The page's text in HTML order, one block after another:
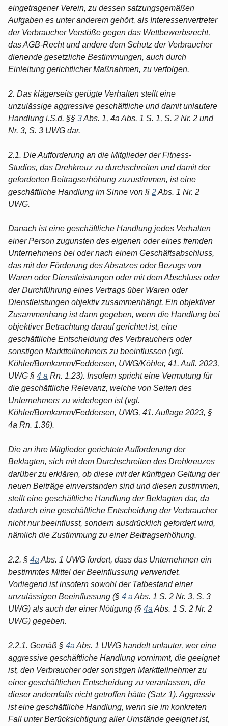
eingetragener Verein, zu dessen satzungsgemäßen
Aufgaben es unter anderem gehört, als Interessenvertreter
der Verbraucher Verstöße gegen das Wettbewerbsrecht,
das AGB-Recht und andere dem Schutz der Verbraucher
dienende gesetzliche Bestimmungen, auch durch
Einleitung gerichtlicher Maßnahmen, zu verfolgen.
2. Das klägerseits gerügte Verhalten stellt eine
unzulässige aggressive geschäftliche und damit unlautere
Handlung i.S.d. §§ 3Abs. 1, 4a Abs. 1 S. 1, S. 2 Nr. 2 und
Nr. 3, S. 3 UWG dar.
2.1. Die Aufforderung an die Mitglieder der Fitness-
Studios, das Drehkreuz zu durchschreiten und damit der
geforderten Beitragserhöhung zuzustimmen, ist eine
geschäftliche Handlung im Sinne von § 2Abs. 1 Nr. 2
UWG.
Danach ist eine geschäftliche Handlung jedes Verhalten
einer Person zugunsten des eigenen oder eines fremden
Unternehmens bei oder nach einem Geschäftsabschluss,
das mit der Förderung des Absatzes oder Bezugs von
Waren oder Dienstleistungen oder mit dem Abschluss oder
der Durchführung eines Vertrags über Waren oder
Dienstleistungen objektiv zusammenhängt. Ein objektiver
Zusammenhang ist dann gegeben, wenn die Handlung bei
objektiver Betrachtung darauf gerichtet ist, eine
geschäftliche Entscheidung des Verbrauchers oder
sonstigen Marktteilnehmers zu beeinflussen (vgl.
Köhler/Bornkamm/Feddersen, UWG/Köhler, 41. Aufl. 2023,
UWG § 4 a Rn. 1.23). Insofern spricht eine Vermutung für
die geschäftliche Relevanz, welche von Seiten des
Unternehmers zu widerlegen ist (vgl.
Köhler/Bornkamm/Feddersen, UWG, 41. Auflage 2023, §
4a Rn. 1.36).
Die an ihre Mitglieder gerichtete Aufforderung der
Beklagten, sich mit dem Durchschreiten des Drehkreuzes
darüber zu erklären, ob diese mit der künftigen Geltung der
neuen Beiträge einverstanden sind und diesen zustimmen,
stellt eine geschäftliche Handlung der Beklagten dar, da
dadurch eine geschäftliche Entscheidung der Verbraucher
nicht nur beeinflusst, sondern ausdrücklich gefordert wird,
nämlich die Zustimmung zu einer Beitragserhöhung.
2.2. § 4a Abs. 1 UWG fordert, dass das Unternehmen ein
bestimmtes Mittel der Beeinflussung verwendet.
Vorliegend ist insofern sowohl der Tatbestand einer
unzulässigen Beeinflussung (§ 4 a Abs. 1 S. 2 Nr. 3, S. 3
UWG) als auch der einer Nötigung (§ 4a Abs. 1 S. 2 Nr. 2
UWG) gegeben.
2.2.1. Gemäß § 4a Abs. 1 UWG handelt unlauter, wer eine
aggressive geschäftliche Handlung vornimmt, die geeignet
ist, den Verbraucher oder sonstigen Marktteilnehmer zu
einer geschäftlichen Entscheidung zu veranlassen, die
dieser andernfalls nicht getroffen hätte (Satz 1). Aggressiv
ist eine geschäftliche Handlung, wenn sie im konkreten
Fall unter Berücksichtigung aller Umstände geeignet ist,